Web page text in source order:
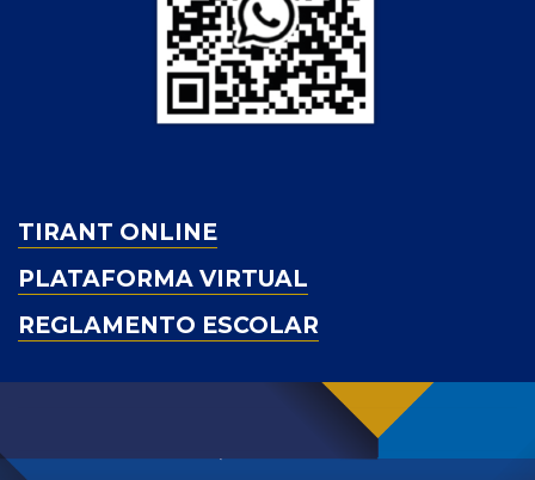
TIRANT ONLINE
PLATAFORMA VIRTUAL
REGLAMENTO ESCOLAR